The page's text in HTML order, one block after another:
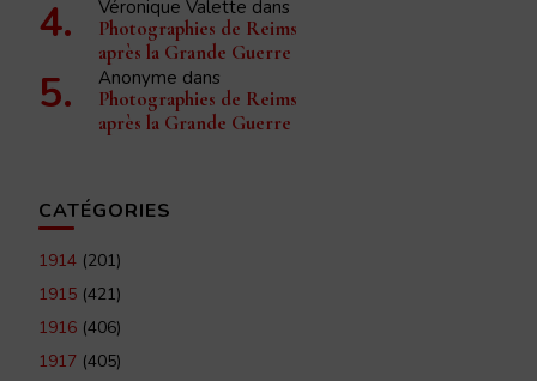
Véronique Valette dans
Photographies de Reims
après la Grande Guerre
Anonyme dans
Photographies de Reims
après la Grande Guerre
CATÉGORIES
1914 (201)
1915 (421)
1916 (406)
1917 (405)